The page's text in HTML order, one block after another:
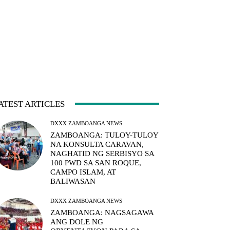
ARTICLES
DXXX ZAMBOANGA NEWS
ZAMBOANGA: TULOY-TULOY
NA KONSULTA CARAVAN,
NAGHATID NG SERBISYO SA
100 PWD SA SAN ROQUE,
CAMPO ISLAM, AT
BALIWASAN
DXXX ZAMBOANGA NEWS
ZAMBOANGA: NAGSAGAWA
ANG DOLE NG